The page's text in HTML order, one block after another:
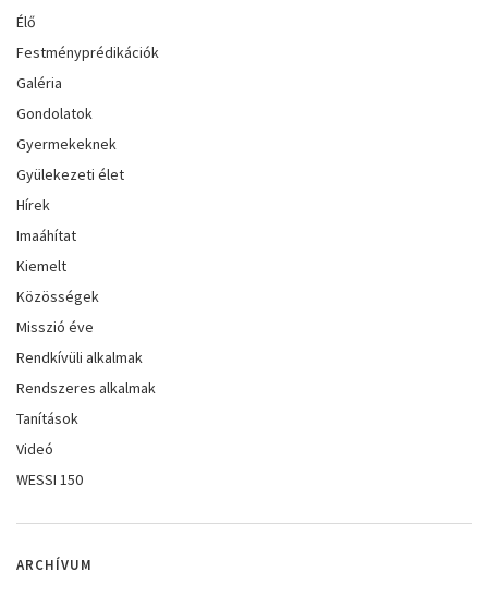
Élő
Festményprédikációk
Galéria
Gondolatok
Gyermekeknek
Gyülekezeti élet
Hírek
Imaáhítat
Kiemelt
Közösségek
Misszió éve
Rendkívüli alkalmak
Rendszeres alkalmak
Tanítások
Videó
WESSI 150
ARCHÍVUM